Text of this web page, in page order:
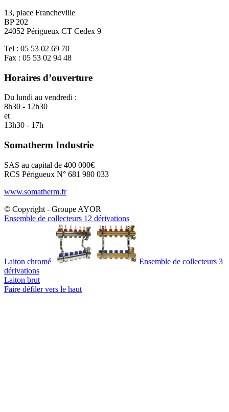
13, place Francheville
BP 202
24052 Périgueux CT Cedex 9
Tel : 05 53 02 69 70
Fax : 05 53 02 94 48
Horaires d’ouverture
Du lundi au vendredi :
8h30 - 12h30
et
13h30 - 17h
Somatherm Industrie
SAS au capital de 400 000€
RCS Périgueux N° 681 980 033
www.somatherm.fr
© Copyright - Groupe AYOR
Ensemble de collecteurs 12 dérivations
Laiton chromé
Ensemble de collecteurs 3
dérivations
Laiton brut
Faire défiler vers le haut